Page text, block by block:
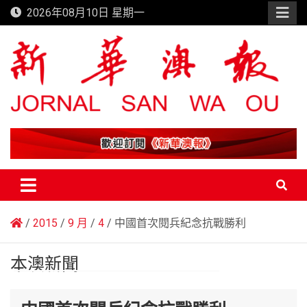
Skip
to
content
2026年08月10日 星期一
新華澳報
2015 9 月 4 中國首次閱兵紀念抗戰勝利
本澳新聞